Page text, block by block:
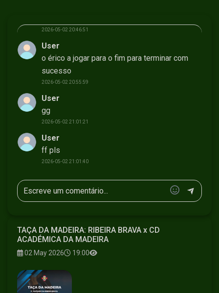
2026-05-02 20:46:51
User
o érico a jogar para o fim para terminar com
sucesso
2026-05-02 20:55:59
User
gg
2026-05-02 21:01:21
User
ff pls
2026-05-02 21:01:40
TAÇA DA MADEIRA: RIBEIRA BRAVA x CD
ACADÉMICA DA MADEIRA
02 May 2026 19:00